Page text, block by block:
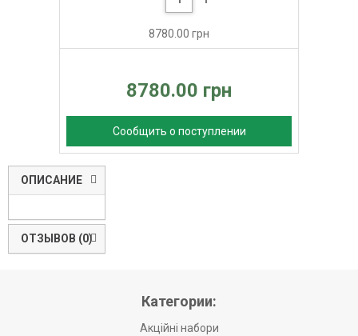
8780.00 грн
8780.00 грн
Сообщить о поступлении
ОПИСАНИЕ
ОТЗЫВОВ (0)
Категории:
Акційні набори